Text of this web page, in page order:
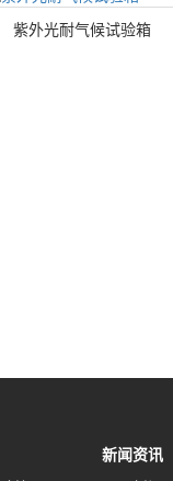
紫外光耐气候试验箱
新闻资讯